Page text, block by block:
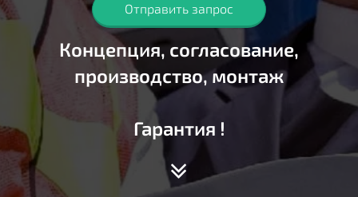
Отправить запрос
Концепция, согласование,
производство, монтаж
Гарантия !